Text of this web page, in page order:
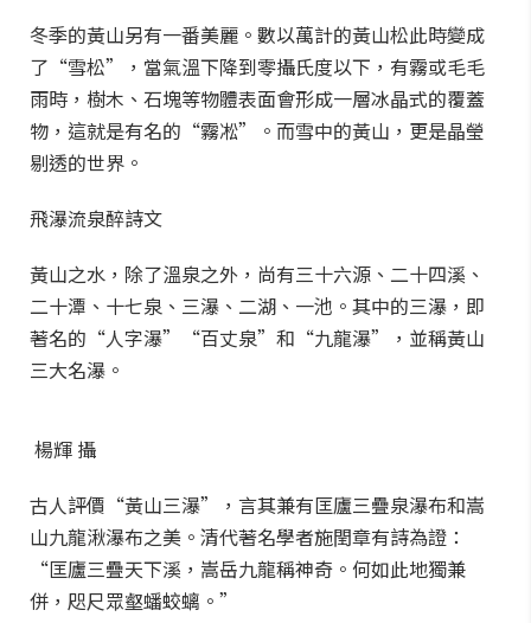
冬季的黃山另有一番美麗。數以萬計的黃山松此時變成
了“雪松”，當氣溫下降到零攝氏度以下，有霧或毛毛
雨時，樹木、石塊等物體表面會形成一層冰晶式的覆蓋
物，這就是有名的“霧凇”。而雪中的黃山，更是晶瑩
剔透的世界。
飛瀑流泉醉詩文
黃山之水，除了溫泉之外，尚有三十六源、二十四溪、
二十潭、十七泉、三瀑、二湖、一池。其中的三瀑，即
著名的“人字瀑”“百丈泉”和“九龍瀑”，並稱黃山
三大名瀑。
楊輝 攝
古人評價“黃山三瀑”，言其兼有匡廬三疊泉瀑布和嵩
山九龍湫瀑布之美。清代著名學者施閏章有詩為證：
“匡廬三疊天下溪，嵩岳九龍稱神奇。何如此地獨兼
併，咫尺眾壑蟠蛟螭。”